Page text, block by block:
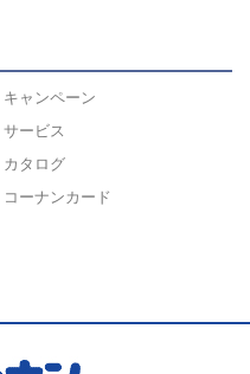
キャンペーン
サービス
カタログ
コーナンカード